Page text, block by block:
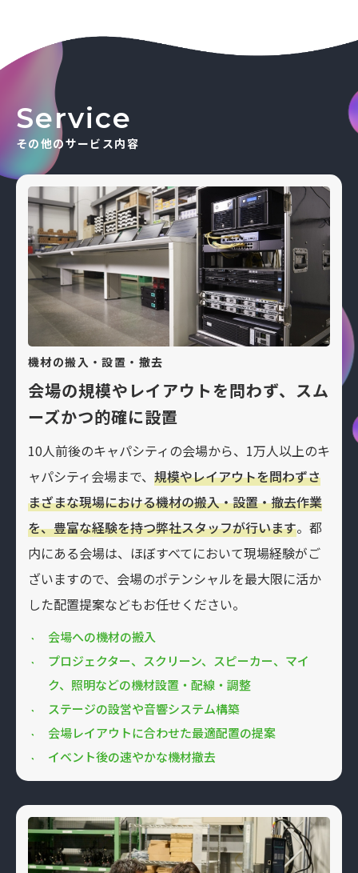
Service
その他のサービス内容
機材の搬入・設置・撤去
会場の規模やレイアウトを問わず、スム
ーズかつ的確に設置
10人前後のキャパシティの会場から、1万人以上のキ
ャパシティ会場まで、 規模やレイアウトを問わずさ
まざまな現場における機材の搬入・設置・撤去作業
を、豊富な経験を持つ弊社スタッフが行います。都
内にある会場は、ほぼすべてにおいて現場経験がご
ざいますので、会場のポテンシャルを最大限に活か
した配置提案などもお任せください。
会場への機材の搬入
プロジェクター、スクリーン、スピーカー、マイ
ク、照明などの機材設置・配線・調整
ステージの設営や⾳響システム構築
会場レイアウトに合わせた最適配置の提案
イベント後の速やかな機材撤去